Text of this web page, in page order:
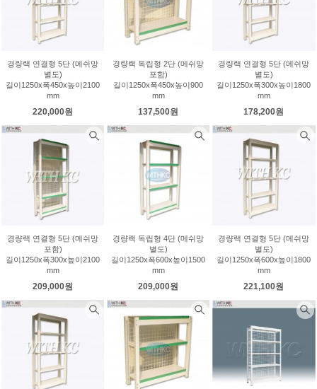
경량랙 연결형 5단 (메쉬망
별도)
길이1250x폭450x높이2100
mm
220,000원
경량랙 독립형 2단 (메쉬망
포함)
길이1250x폭450x높이900
mm
137,500원
경량랙 연결형 5단 (메쉬망
별도)
길이1250x폭300x높이1800
mm
178,200원
경량랙 연결형 5단 (메쉬망
포함)
길이1250x폭300x높이2100
mm
209,000원
경량랙 독립형 4단 (메쉬망
별도)
길이1250x폭600x높이1500
mm
209,000원
경량랙 연결형 5단 (메쉬망
별도)
길이1250x폭600x높이1800
mm
221,100원